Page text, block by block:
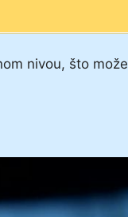
nivou, što može